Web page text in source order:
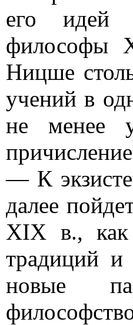
его идей
философы
Ницше
учений в
не менее
— К
далее
XIX в., как
традиций и
новые